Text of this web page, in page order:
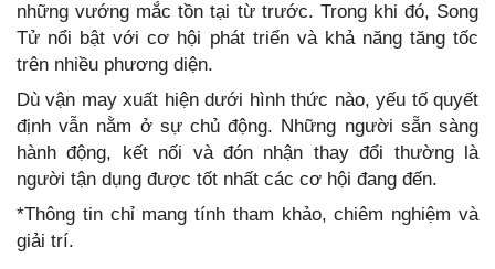
những vướng mắc tồn tại từ trước. Trong khi đó, Song
Tử nổi bật với cơ hội phát triển và khả năng tăng tốc
trên nhiều phương diện.
Dù vận may xuất hiện dưới hình thức nào, yếu tố quyết
định vẫn nằm ở sự chủ động. Những người sẵn sàng
hành động, kết nối và đón nhận thay đổi thường là
người tận dụng được tốt nhất các cơ hội đang đến.
*Thông tin chỉ mang tính tham khảo, chiêm nghiệm và
giải trí.